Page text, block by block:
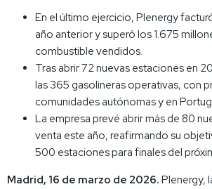
En el último ejercicio, Plenergy
año anterior y superó los 1.675
combustible vendidos.
Tras abrir 72 nuevas estaciones en
las 365 gasolineras operativas, con
comunidades autónomas y en
La empresa prevé abrir más de 80
venta este año, reafirmando su
500 estaciones para finales del
Madrid, 16 de marzo de 2026. Plenergy,